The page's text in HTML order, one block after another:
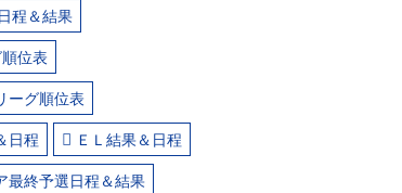
程＆結果
位表
ーグ順位表
日程 ＥＬ結果＆日程
最終予選日程＆結果